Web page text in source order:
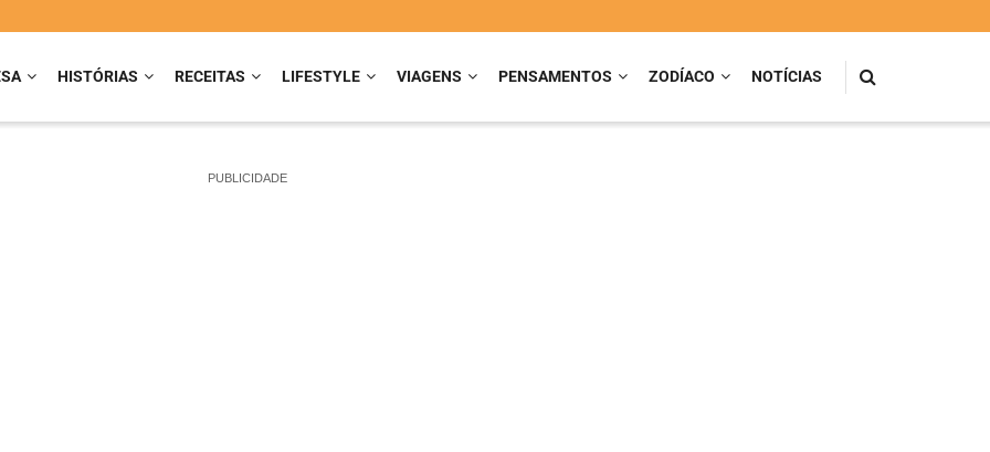
HISTÓRIAS RECEITAS LIFESTYLE VIAGENS PENSAMENTOS ZODÍACO NOTÍCIAS
PUBLICIDADE